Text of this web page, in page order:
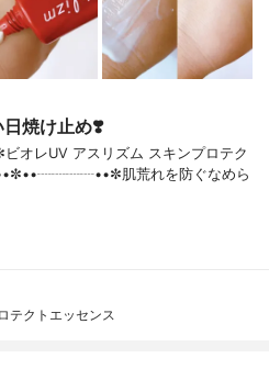
焼け止め❣️
UV アスリズム スキンプロテク
肌荒れを防ぐなめら
テクトエッセンス